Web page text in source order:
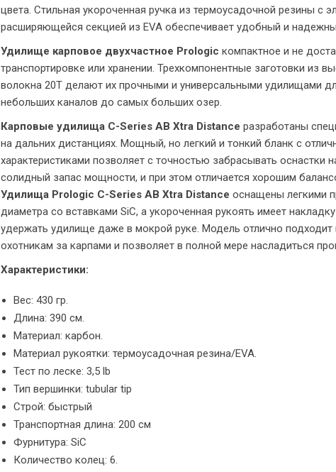
цвета. Стильная укороченная ручка из термоусадочной резины с
расширяющейся секцией из EVA обеспечивает удобный и
Удилище карповое двухчастное Prologic компактное и не
транспортировке или хранении. Трехкомпонентные заготовки из
волокна 20Т делают их прочными и универсальными удилищами
небольших каналов до самых больших озер.
Карповые удилища C-Series AB Xtra Distance разработаны
на дальних дистанциях. Мощный, но легкий и тонкий бланк с
характеристиками позволяет с точностью забрасывать оснастки
солидный запас мощности, и при этом отличается хорошим
Удилища Prologic C-Series AB Xtra Distance оснащены легкими
диаметра со вставками SiC, а укороченная рукоять имеет
удержать удилище даже в мокрой руке. Модель отлично
охотникам за карпами и позволяет в полной мере насладиться
Характеристики:
Вес: 430 гр.
Длина: 390 см.
Материал: карбон.
Материал рукоятки: термоусадочная резина/EVA.
Тест по леске: 3,5 lb
Тип вершинки: tubular tip
Строй: быстрый
Транспортная длина: 200 см
Фурнитура: SiC
Количество колец: 6.